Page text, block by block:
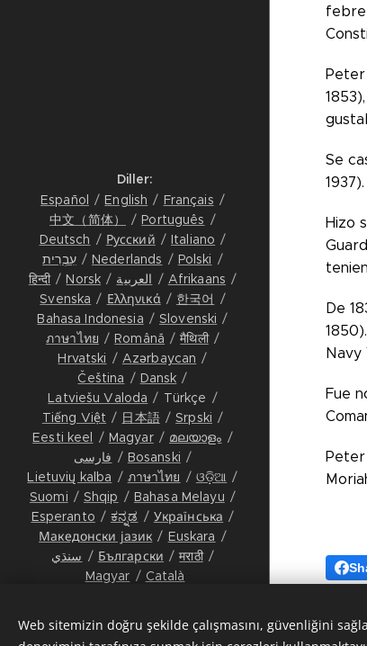
Se
1937).
Hizo
De
Navy
Fue
FOSTER History & Collective
Memory
Diller
Español
English
Français
中文（简体）
Português
Deutsch
Русский
Italiano
עִבְרִית
Nederlands
Polski
हिन्दी
Norsk العربية
Afrikaans
Svenska
Ελληνικά
한국어
Bahasa Indonesia
Slovenski
ภาษาไทย
Română
मैथिली
Hrvatski
Azərbaycan
Čeština
Dansk
Latviešu Valoda
Türkçe
Tiếng Việt
日本語
Srpski
Eesti keel
Magyar
മലയാളം
فارسی
Bosanski
Lietuvių kalba
ภาษาไทย
ଓଡ଼ିଆ
Suomi
Shqip
Bahasa Melayu
Esperanto
ಕನ್ನಡ
Українська
Македонски јазик
Euskara
سنڌي
Български
मराठी
Magyar
Català
Web sitemizin doğru şekilde çalışmasını, güvenliğini